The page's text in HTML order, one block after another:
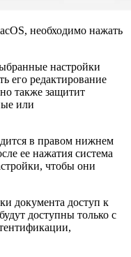
необходимо нажать
настройки
его редактирование
также защитит
или
в правом нижнем
ее нажатия система
чтобы они
документа доступ к
доступны только с